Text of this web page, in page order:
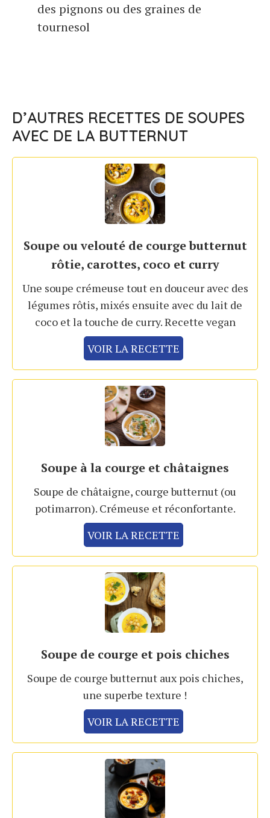
des pignons ou des graines de
tournesol
D’AUTRES RECETTES DE SOUPES
AVEC DE LA BUTTERNUT
Soupe ou velouté de courge butternut
rôtie, carottes, coco et curry
Une soupe crémeuse tout en douceur avec des
légumes rôtis, mixés ensuite avec du lait de
coco et la touche de curry. Recette vegan
VOIR LA RECETTE
Soupe à la courge et châtaignes
Soupe de châtaigne, courge butternut (ou
potimarron). Crémeuse et réconfortante.
VOIR LA RECETTE
Soupe de courge et pois chiches
Soupe de courge butternut aux pois chiches,
une superbe texture !
VOIR LA RECETTE